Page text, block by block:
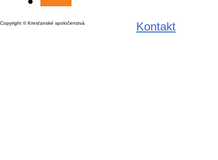
Copyright © Kresťanské spoločenstvá Kontakt